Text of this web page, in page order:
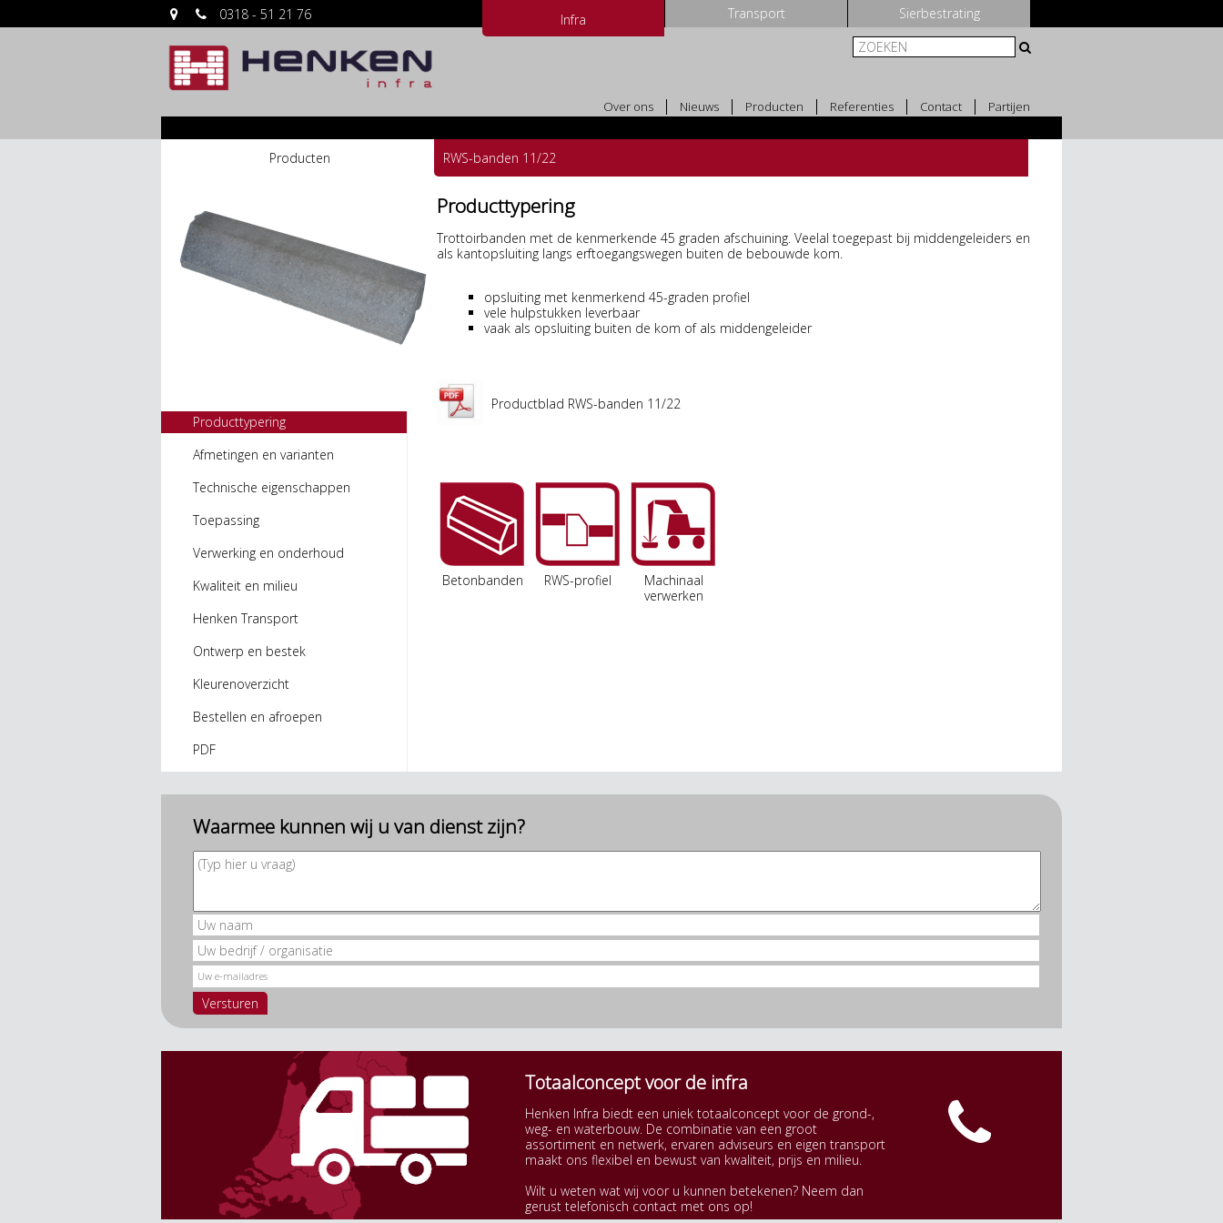
0318 - 51 21 76 Infra Transport Sierbestrating
Over ons Nieuws Producten Referenties Contact Partijen
Producten RWS-banden 11/22
Producttypering
Afmetingen en varianten
Technische eigenschappen
Toepassing
Verwerking en onderhoud
Kwaliteit en milieu
Henken Transport
Ontwerp en bestek
Kleurenoverzicht
Bestellen en afroepen
PDF
Producttypering
Trottoirbanden met de kenmerkende 45 graden afschuining. Veelal toegepast bij middengeleiders en
als kantopsluiting langs erftoegangswegen buiten de bebouwde kom.
opsluiting met kenmerkend 45-graden profiel
vele hulpstukken leverbaar
vaak als opsluiting buiten de kom of als middengeleider
Productblad RWS-banden 11/22
Betonbanden RWS-profiel
Machinaal
verwerken
Waarmee kunnen wij u van dienst zijn?
Totaalconcept voor de infra
Henken Infra biedt een uniek totaalconcept voor de grond-,
weg- en waterbouw. De combinatie van een groot
assortiment en netwerk, ervaren adviseurs en eigen transport
maakt ons flexibel en bewust van kwaliteit, prijs en milieu.
Wilt u weten wat wij voor u kunnen betekenen? Neem dan
gerust telefonisch contact met ons op!